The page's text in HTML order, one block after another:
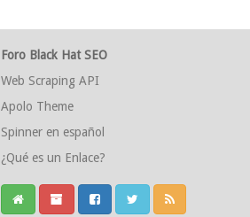
Foro Black Hat SEO
Web Scraping API
Apolo Theme
Spinner en español
¿Qué es un Enlace?